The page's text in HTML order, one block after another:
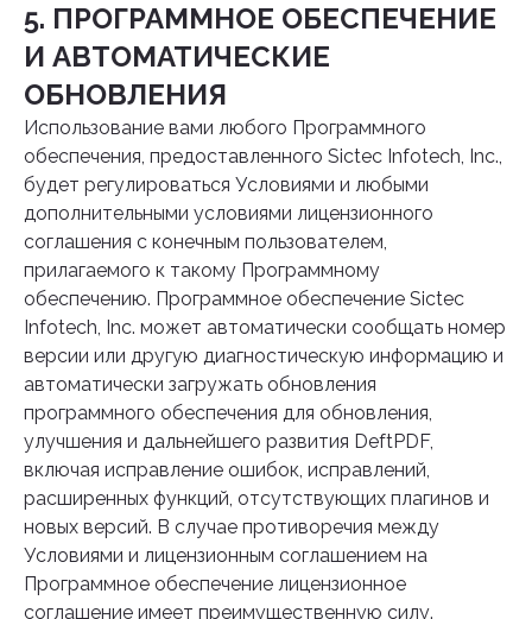
5. ПРОГРАММНОЕ ОБЕСПЕЧЕНИЕ
И АВТОМАТИЧЕСКИЕ
ОБНОВЛЕНИЯ
Использование вами любого Программного
обеспечения, предоставленного Sictec Infotech, Inc.,
будет регулироваться Условиями и любыми
дополнительными условиями лицензионного
соглашения с конечным пользователем,
прилагаемого к такому Программному
обеспечению. Программное обеспечение Sictec
Infotech, Inc. может автоматически сообщать номер
версии или другую диагностическую информацию и
автоматически загружать обновления
программного обеспечения для обновления,
улучшения и дальнейшего развития DeftPDF,
включая исправление ошибок, исправлений,
расширенных функций, отсутствующих плагинов и
новых версий. В случае противоречия между
Условиями и лицензионным соглашением на
Программное обеспечение лицензионное
соглашение имеет преимущественную силу.